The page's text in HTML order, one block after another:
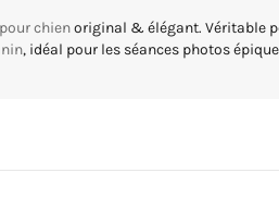
chienoriginal & élégant. Véritable
, idéal pour les séances photos